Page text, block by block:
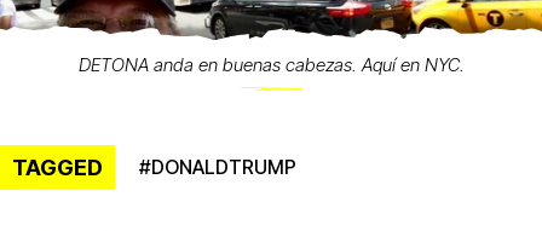
TAGGED #DONALDTRUMP
DETONA anda en buenas cabezas. Aquí en NYC.